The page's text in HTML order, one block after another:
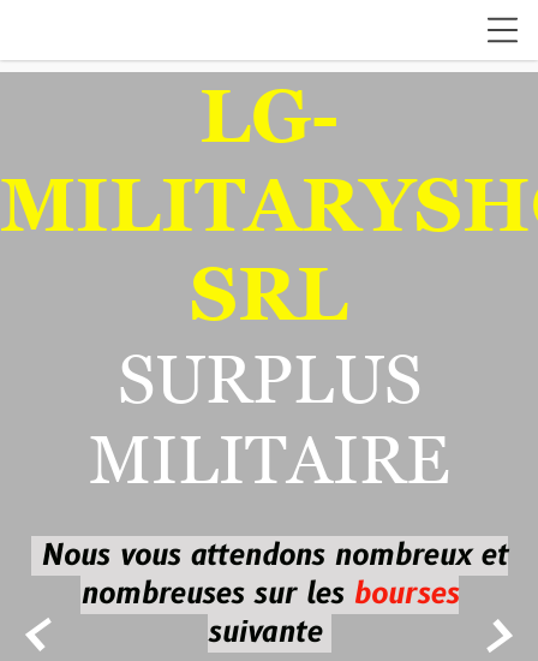
 
LG-
SRL
SURPLUS
MILITAIRE
Nous vous attendons nombreux et
nombreuses sur les bourses
suivante